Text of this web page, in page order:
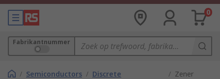
0
Fabrikantnummer
/ Semiconductors / Discrete
/ Zener